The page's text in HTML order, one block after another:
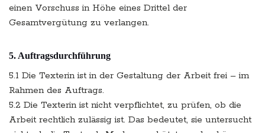
einen Vorschuss in Höhe eines Drittel der
Gesamtvergütung zu verlangen.
5. Auftragsdurchführung
5.1 Die Texterin ist in der Gestaltung der Arbeit frei – im
Rahmen des Auftrags.
5.2 Die Texterin ist nicht verpflichtet, zu prüfen, ob die
Arbeit rechtlich zulässig ist. Das bedeutet, sie untersucht